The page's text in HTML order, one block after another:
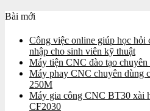
Bài mới
Công việc online giúp học hỏi
nhập cho sinh viên kỹ thuật
Máy tiện CNC đào tạo
Máy phay CNC chuyên dùng
250M
Máy gia công CNC BT30 xài
CF2030